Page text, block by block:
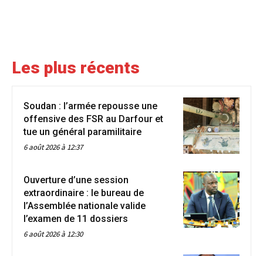
Les plus récents
Soudan : l’armée repousse une
offensive des FSR au Darfour et
tue un général paramilitaire
6 août 2026 à 12:37
Ouverture d’une session
extraordinaire : le bureau de
l’Assemblée nationale valide
l’examen de 11 dossiers
6 août 2026 à 12:30